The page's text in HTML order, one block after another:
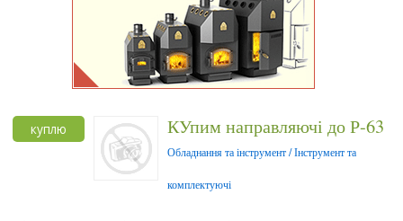
куплю КУпим направляючі до Р-63
Обладнання та інструмент / Інструмент та
комплектуючі